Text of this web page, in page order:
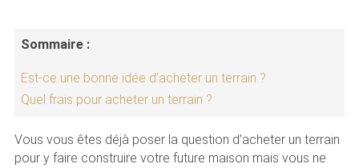
Sommaire :
Est-ce une bonne idée d’acheter un terrain ?
Quel frais pour acheter un terrain ?
Vous vous êtes déjà poser la question d’acheter un terrain
pour y faire construire votre future maison mais vous ne